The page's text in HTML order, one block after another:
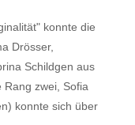
konnte die
Drösser,
Schildgen aus
Rang zwei, Sofia
konnte sich über